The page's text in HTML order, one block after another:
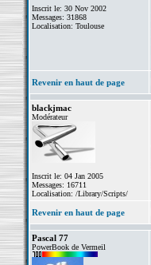
Inscrit le: 30 Nov 2002
Messages: 31868
Localisation: Toulouse
Revenir en haut de page
blackjmac
Modérateur
Inscrit le: 04 Jan 2005
Messages: 16711
Localisation: /Library/Scripts/
Revenir en haut de page
Pascal 77
PowerBook de Vermeil